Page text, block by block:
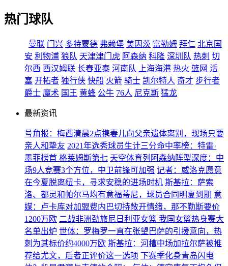
热门球队
曼联 门兴 多特蒙德 弗赖堡 美因茨 富勒姆 拜仁 北京国
安 利物浦 狼队 天津津门虎 阿森纳 科隆 深圳队 热刺 切
尔西 西汉姆联 长春亚泰 河南队 上海海港 热火 篮网 活
塞 开拓者 独行侠 快船 火箭 骑士 凯尔特人 奇才 步行者
爵士 魔术 国王 黄蜂 公牛 76人 尼克斯 猛龙
最新资讯
号角报：梅西清晨2点携妻儿向父亲遗体离别，现场只要
亲人和挚友 2021年选秀球员生计三分命中率榜：特雷·
墨菲榜首 格莱姆斯第七 天空体育列阿森纳阵型深度：中
场9人竞赛3个方位，中卫前锋可加强 记者：威洛克愿意
在今夏脱离纽卡，寻求安稳的进场时机 斯基拉：萨索
洛、都灵和帕尔马均有意福蒂尼，球员合同明夏到期 意
媒：卢卡库对加盟费内巴切持敞开情绪，那不勒斯要价
1200万欧 二战非洲劲旅尼日利亚女篮 我国女篮热身赛大
名单出炉 世体：罗梅罗一直在张望巴萨的引援意向，热
刺为其标价约4000万欧 斯基拉：河槽中场加拉尔萨被推
荐给尤文，后者正评价这一选项 下赛季化身青岛闪电